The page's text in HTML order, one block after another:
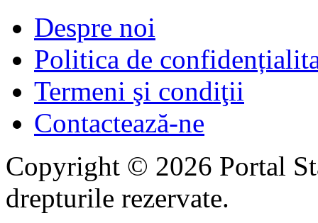
Despre noi
Politica de
Termeni şi condiţii
Contactează-ne
Copyright © 2026 Portal
drepturile rezervate.